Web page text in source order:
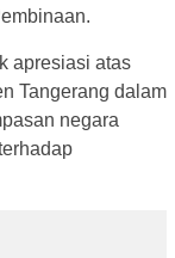
apresiasi atas
Tangerang dalam
negara